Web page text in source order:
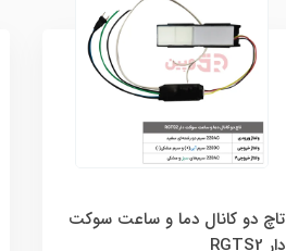
تاچ دو کانال دما و ساعت سوکت